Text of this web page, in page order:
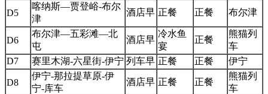
D5
喀纳斯—贾登峪-布尔
津
酒店早 正餐 正餐 布尔津
D6
布尔津—五彩滩—北
屯
酒店早
冷水鱼
宴
正餐
熊猫列
车
D7
赛里木湖-六星街-伊宁 列车早 正餐 正餐 伊宁
D8
伊宁-那拉提草原-伊
宁-库车
酒店早 正餐 正餐
熊猫列
车